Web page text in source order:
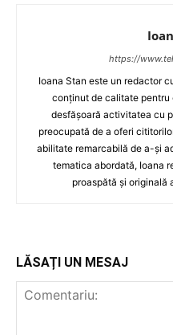
https://
Ioana Stan este un redactor
conținut de calitate pentru
desfășoară activitatea cu
preocupată de a oferi
abilitate remarcabilă de a-și
tematica abordată, Ioana
proaspătă și originală
LĂSAȚI UN MESAJ